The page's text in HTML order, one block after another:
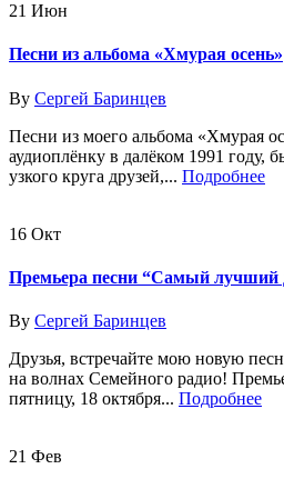
21 Июн
Песни из альбома «Хмурая осень»
By Сергей Баринцев
Песни из моего альбома «Хмурая
аудиоплёнку в далёком 1991 году,
узкого круга друзей,... Подробнее
16 Окт
Премьера песни “Самый лучший
By Сергей Баринцев
Друзья, встречайте мою новую
на волнах Семейного радио!
пятницу, 18 октября... Подробнее
21 Фев